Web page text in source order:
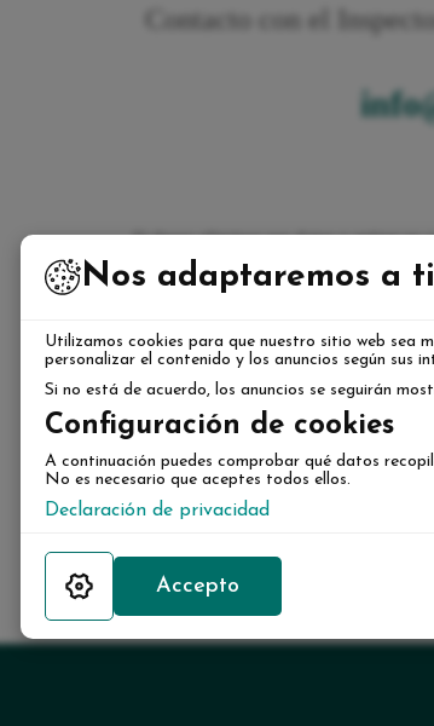
Contacto con el
Si desea eliminar sus datos y retirar
https://
Nos adaptaremos a ti
Utilizamos cookies para que nuestro sitio web sea
personalizar el contenido y los anuncios según sus
Si no está de acuerdo, los anuncios se seguirán
Configuración de cookies
A continuación puedes comprobar qué datos
No es necesario que aceptes todos ellos.
Declaración de privacidad
Accepto